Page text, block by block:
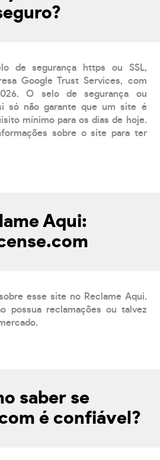
de segurança https ou SSL,
Google Trust Services, com
O selo de segurança ou
só não garante que um site é
mínimo para os dias de hoje.
sobre o site para ter
Aqui:
esse site no Reclame Aqui.
possua reclamações ou talvez
saber se
é confiável?